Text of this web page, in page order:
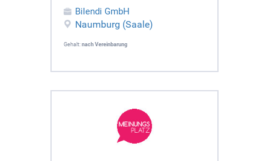
Bilendi GmbH
Naumburg (Saale)
Gehalt: nach Vereinbarung